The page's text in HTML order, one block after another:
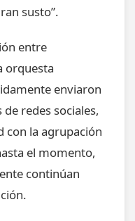
susto”.
entre
orquesta
enviaron
redes sociales,
con la agrupación
el momento,
continúan